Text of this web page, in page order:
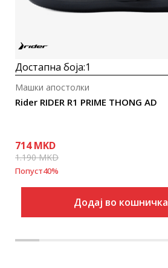
Достапна боја:1
Rider RIDER R1 PRIME THONG AD
Машки апостолки
714 MKD
1.190MKD
Попуст40%
Додај во кошничка